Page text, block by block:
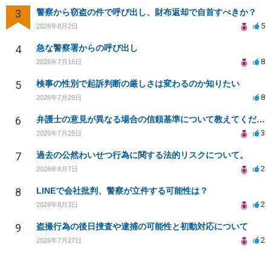
3 警察から窃盗の件で呼び出し、財布返却で自首すべきか？
2026年8月2日 5
4 急な警察署からの呼び出し
2026年7月16日 8
5 検事の性別で起訴判断の厳しさは変わるのか知りたい
2026年7月29日 8
6 弁護士の意見が異なる場合の信頼基準について教えてください
2026年7月25日 3
7 過去の公然わいせつ行為に関する法的リスクについて。
2026年8月7日 2
8 LINEで会社批判、警察が立件する可能性は？
2026年8月3日 2
9 盗撮行為の後日捜査や逮捕の可能性と初動対応について
2026年7月27日 2